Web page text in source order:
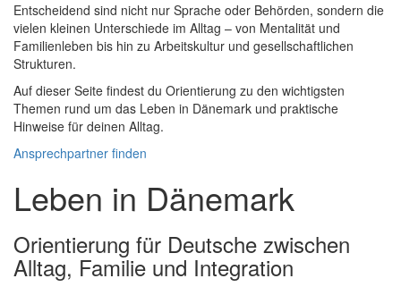
Entscheidend sind nicht nur Sprache oder Behörden, sondern die
vielen kleinen Unterschiede im Alltag – von Mentalität und
Familienleben bis hin zu Arbeitskultur und gesellschaftlichen
Strukturen.
Auf dieser Seite findest du Orientierung zu den wichtigsten
Themen rund um das Leben in Dänemark und praktische
Hinweise für deinen Alltag.
Ansprechpartner finden
Leben in Dänemark
Orientierung für Deutsche zwischen
Alltag, Familie und Integration